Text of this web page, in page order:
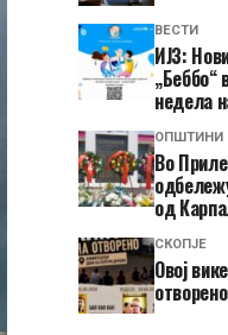
ВЕСТИ
ИЈЗ:
„Беббо“
недела
ОПШТИНИ
Во
од
СКОПЈЕ
​Овој